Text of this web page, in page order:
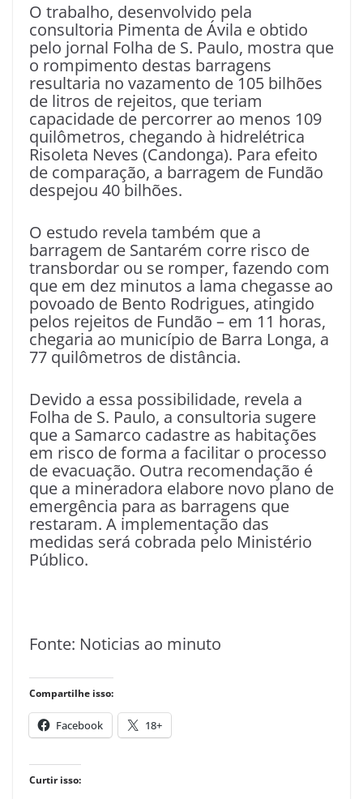
O trabalho, desenvolvido pela
consultoria Pimenta de Ávila e obtido
pelo jornal Folha de S. Paulo, mostra que
o rompimento destas barragens
resultaria no vazamento de 105 bilhões
de litros de rejeitos, que teriam
capacidade de percorrer ao menos 109
quilômetros, chegando à hidrelétrica
Risoleta Neves (Candonga). Para efeito
de comparação, a barragem de Fundão
despejou 40 bilhões.
O estudo revela também que a
barragem de Santarém corre risco de
transbordar ou se romper, fazendo com
que em dez minutos a lama chegasse ao
povoado de Bento Rodrigues, atingido
pelos rejeitos de Fundão – em 11 horas,
chegaria ao município de Barra Longa, a
77 quilômetros de distância.
Devido a essa possibilidade, revela a
Folha de S. Paulo, a consultoria sugere
que a Samarco cadastre as habitações
em risco de forma a facilitar o processo
de evacuação. Outra recomendação é
que a mineradora elabore novo plano de
emergência para as barragens que
restaram. A implementação das
medidas será cobrada pelo Ministério
Público.
Fonte: Noticias ao minuto
Compartilhe isso:
Facebook 18+
Curtir isso: